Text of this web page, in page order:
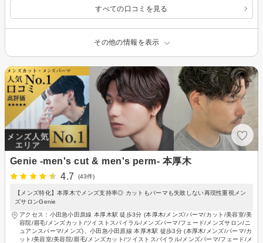
すべての口コミを見る
その他の情報を表示
Genie -men's cut & men's perm- 本厚木
4.7
(43件)
【メンズ特化】本厚木でメンズ支持率◎ カットもパーマも失敗しない再現性重視メン
ズサロンGenie
アクセス：小田急小田原線 本厚木駅 徒歩3分 (本厚木/メンズ/パーマ/カット/美容室/美
容院/眉毛/メンズカット/ツイストスパイラル/メンズパーマ/フェード/メンズサロン/ニ
ュアンスパーマ/メンズ)、小田急小田原線 本厚木駅 徒歩3分 (本厚木/メンズ/パーマ/カ
ット/美容室/美容院/眉毛/メンズカット/ツイストスパイラル/メンズパーマ/フェード/メ